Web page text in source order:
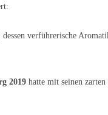
dessen verführerische
2019 hatte mit seinen